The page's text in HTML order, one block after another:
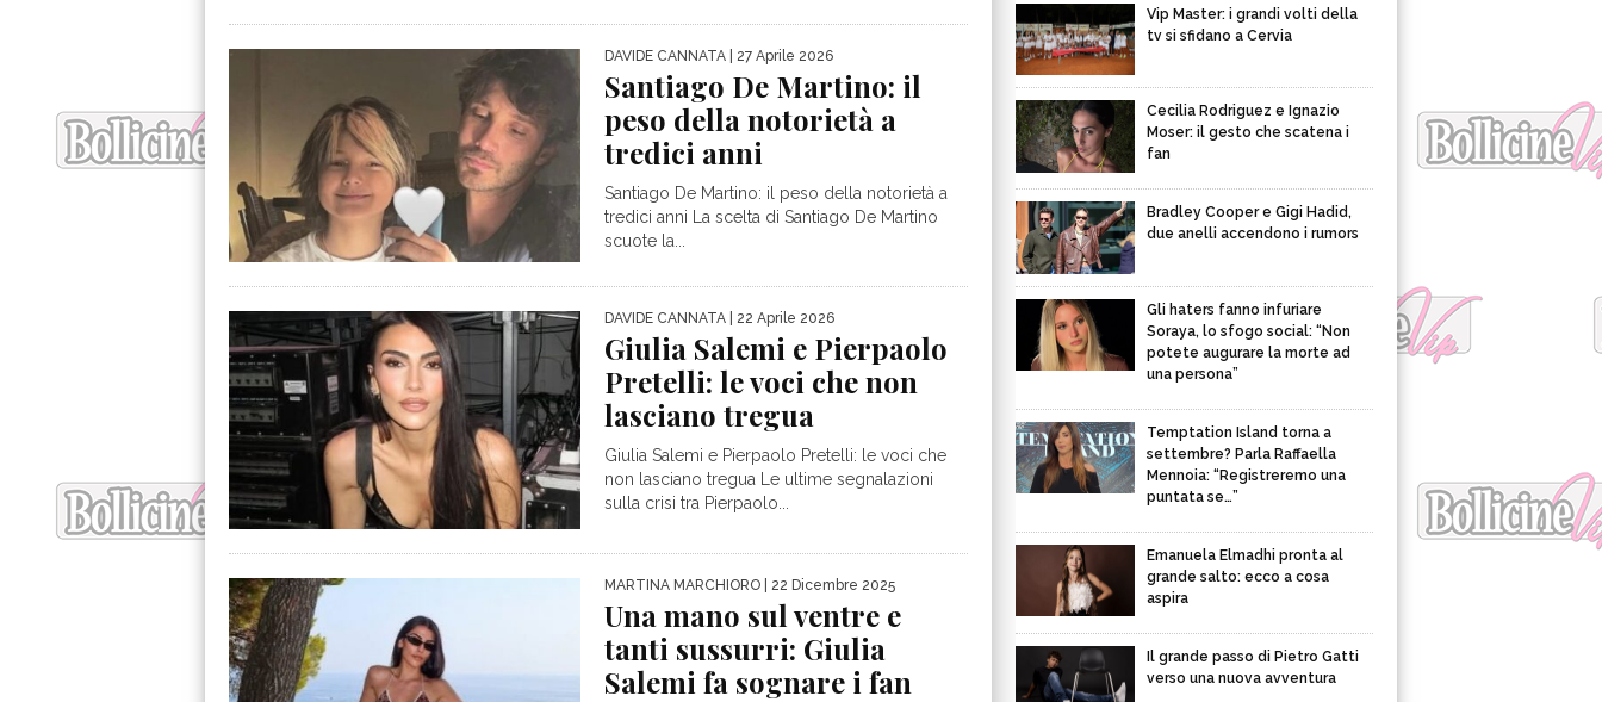
DAVIDE CANNATA | 27 Aprile 2026
Santiago De Martino: il
peso della notorietà a
tredici anni
Santiago De Martino: il peso della notorietà a
tredici anni La scelta di Santiago De Martino
scuote la...
DAVIDE CANNATA | 22 Aprile 2026
Giulia Salemi e Pierpaolo
Pretelli: le voci che non
lasciano tregua
Giulia Salemi e Pierpaolo Pretelli: le voci che
non lasciano tregua Le ultime segnalazioni
sulla crisi tra Pierpaolo...
MARTINA MARCHIORO | 22 Dicembre 2025
Una mano sul ventre e
tanti sussurri: Giulia
Salemi fa sognare i fan
Vip Master: i grandi volti della
tv si sfidano a Cervia
Cecilia Rodriguez e Ignazio
Moser: il gesto che scatena i
fan
Bradley Cooper e Gigi Hadid,
due anelli accendono i rumors
Gli haters fanno infuriare
Soraya, lo sfogo social: “Non
potete augurare la morte ad
una persona”
Temptation Island torna a
settembre? Parla Raffaella
Mennoia: “Registreremo una
puntata se…”
Emanuela Elmadhi pronta al
grande salto: ecco a cosa
aspira
Il grande passo di Pietro Gatti
verso una nuova avventura